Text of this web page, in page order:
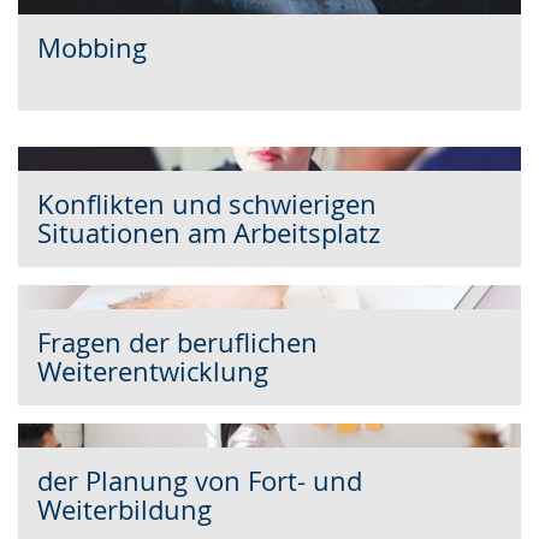
Mobbing
Konflikten und schwierigen
Situationen am Arbeitsplatz
Fragen der beruflichen
Weiterentwicklung
der Planung von Fort- und
Weiterbildung